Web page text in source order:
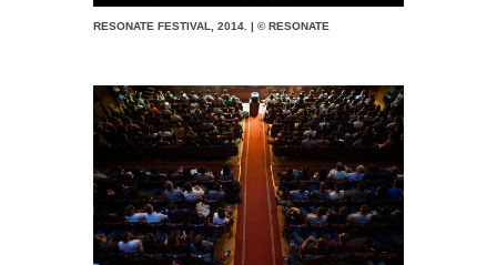
RESONATE FESTIVAL, 2014. | © RESONATE